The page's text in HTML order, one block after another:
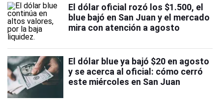
El dólar oficial rozó los $1.500, el
blue bajó en San Juan y el mercado
mira con atención a agosto
El dólar blue ya bajó $20 en agosto
y se acerca al oficial: cómo cerró
este miércoles en San Juan